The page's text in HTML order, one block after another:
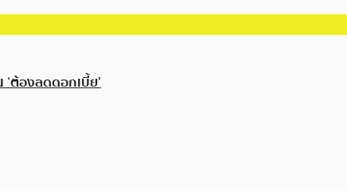
ต้องลดดอกเบี้ย’